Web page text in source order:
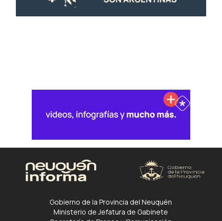
Gobierno de la Provincia del Neuquén
Ministerio de Jefatura de Gabinete